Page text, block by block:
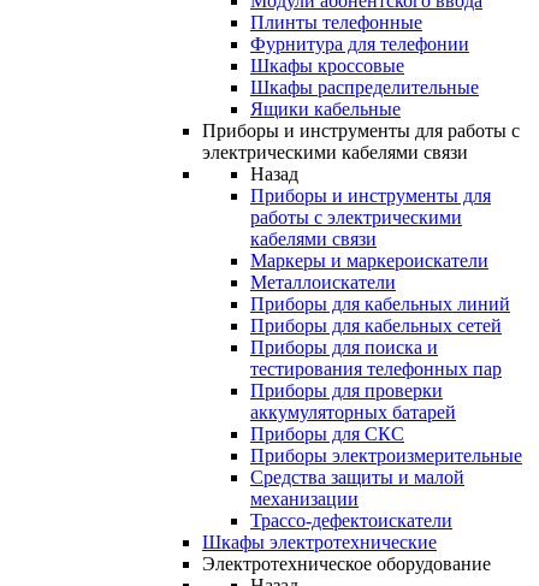
Плинты телефонные
Фурнитура для телефонии
Шкафы кроссовые
Шкафы распределительные
Ящики кабельные
Приборы и инструменты для работы с
электрическими кабелями связи
Назад
Приборы и инструменты для
работы с электрическими
кабелями связи
Маркеры и маркероискатели
Металлоискатели
Приборы для кабельных линий
Приборы для кабельных сетей
Приборы для поиска и
тестирования телефонных пар
Приборы для проверки
аккумуляторных батарей
Приборы для СКС
Приборы электроизмерительные
Средства защиты и малой
механизации
Трассо-дефектоискатели
Шкафы электротехнические
Электротехническое оборудование